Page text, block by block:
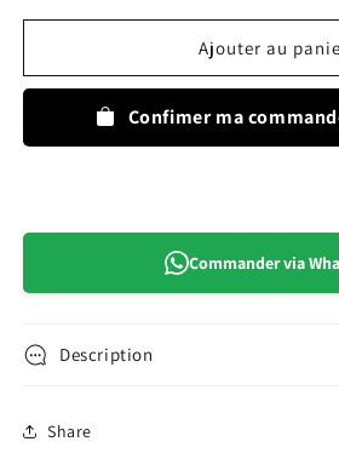
Ajouter au
Commander via
Description
Share